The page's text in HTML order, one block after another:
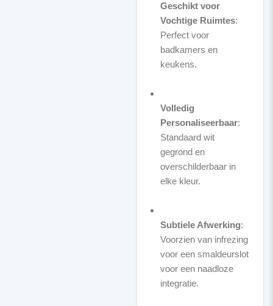
Geschikt voor
Vochtige Ruimtes:
Perfect voor
badkamers en
keukens.
Volledig
Personaliseerbaar:
Standaard wit
gegrond en
overschilderbaar in
elke kleur.
Subtiele Afwerking:
Voorzien van infrezing
voor een smaldeurslot
voor een naadloze
integratie.